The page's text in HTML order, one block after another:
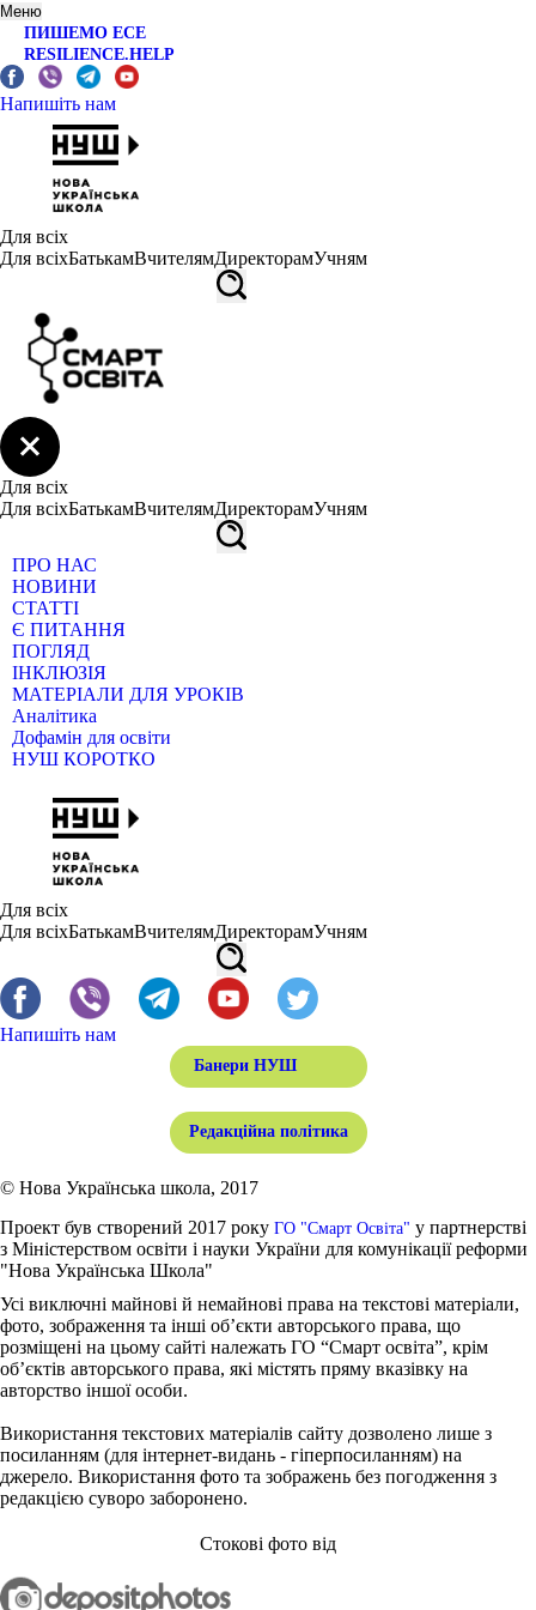
Меню
ПИШЕМО ЕСЕ
RESILIENCE.HELP
Напишіть нам
Для всіх
Для всіхБатькамВчителямДиректорамУчням
Для всіх
Для всіхБатькамВчителямДиректорамУчням
ПРО НАС
НОВИНИ
СТАТТІ
Є ПИТАННЯ
ПОГЛЯД
ІНКЛЮЗІЯ
МАТЕРІАЛИ ДЛЯ УРОКІВ
Аналітика
Дофамін для освіти
НУШ КОРОТКО
Для всіх
Для всіхБатькамВчителямДиректорамУчням
Напишіть нам
Банери НУШ
Редакційна політика
© Нова Українська школа, 2017
Проект був створений 2017 року ГО "Смарт Освіта" у партнерстві
з Міністерством освіти і науки України для комунікації реформи
"Нова Українська Школа"
Усі виключні майнові й немайнові права на текстові матеріали,
фото, зображення та інші об’єкти авторського права, що
розміщені на цьому сайті належать ГО “Смарт освіта”, крім
об’єктів авторського права, які містять пряму вказівку на
авторство іншої особи.
Використання текстових матеріалів сайту дозволено лише з
посиланням (для інтернет-видань - гіперпосиланням) на
джерело. Використання фото та зображень без погодження з
редакцією суворо заборонено.
Стокові фото від